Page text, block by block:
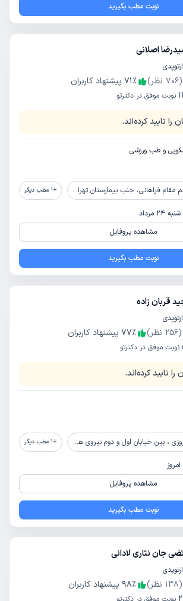
نوبت مطب بگیرید
اصلانی
(
706 نظر) 71٪
پیشنهاد کاربران
نوبت موفق در دکترتو
را تایید کرده‌اند.
و طب ورزشی
جنب بیمارستان تهران کلینیک، کوچه شهدا، پلاک 9، واحد 1 +
1 مطب دیگر
شنبه 24 مرداد
مشاهده پروفایل
نوبت مطب بگیرید
قربان زاده
(
256 نظر) 77٪
پیشنهاد کاربران
نوبت موفق در دکترتو
تایید کرده‌اند.
اول و دوم نیروی هوایی ، جنب مسجد قدس ، ساختمان پزشکان 275 ، واحد10 +
1 مطب دیگر
امروز
مشاهده پروفایل
نوبت مطب بگیرید
جان نثاری لادانی
(
138 نظر) 98٪
پیشنهاد کاربران